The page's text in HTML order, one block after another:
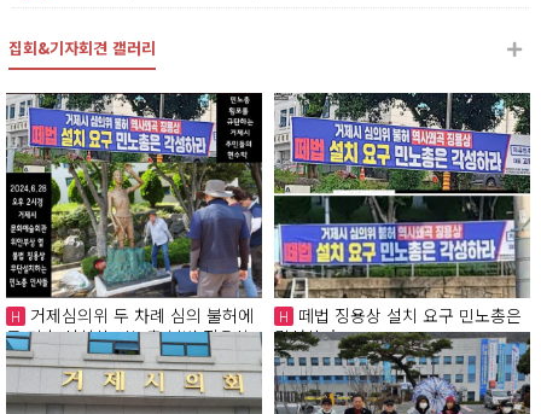
집회&기자회견 갤러리
H 거제심의위 두 차례 심의 불허에
도 기습 설치한 민노총 불법 징용상
철거해야
H 떼법 징용상 설치 요구 민노총은
각성하라